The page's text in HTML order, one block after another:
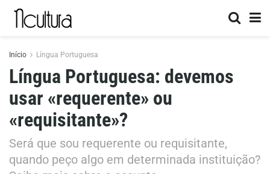
Início Língua Portuguesa
Língua Portuguesa: devemos
usar «requerente» ou
«requisitante»?
Será que sou requerente ou requisitante,
quando peço algo em determinada instituição?